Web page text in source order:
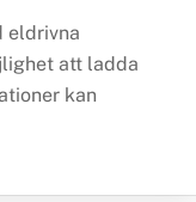
eldrivna
att ladda
kan